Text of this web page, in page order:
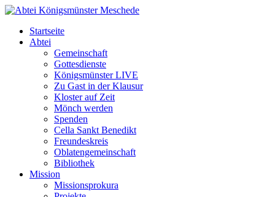
Startseite
Abtei
Gemeinschaft
Gottesdienste
Königsmünster LIVE
Zu Gast in der Klausur
Kloster auf Zeit
Mönch werden
Spenden
Cella Sankt Benedikt
Freundeskreis
Oblatengemeinschaft
Bibliothek
Mission
Missionsprokura